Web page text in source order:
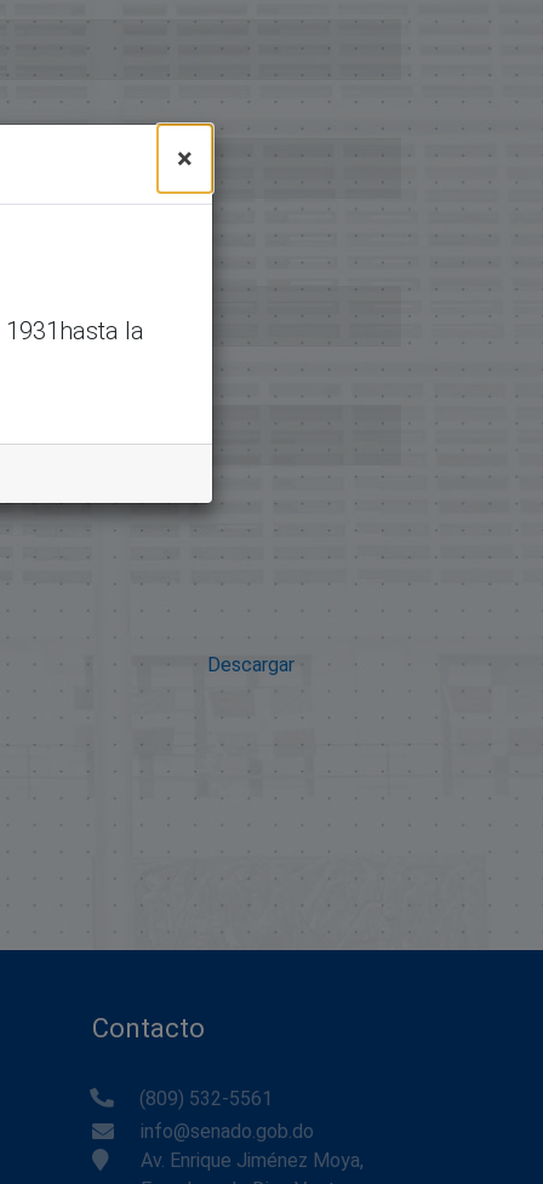
Descargar
Contacto
(809) 532-5561
info@senado.gob.do
Av. Enrique Jiménez Moya,
×
la